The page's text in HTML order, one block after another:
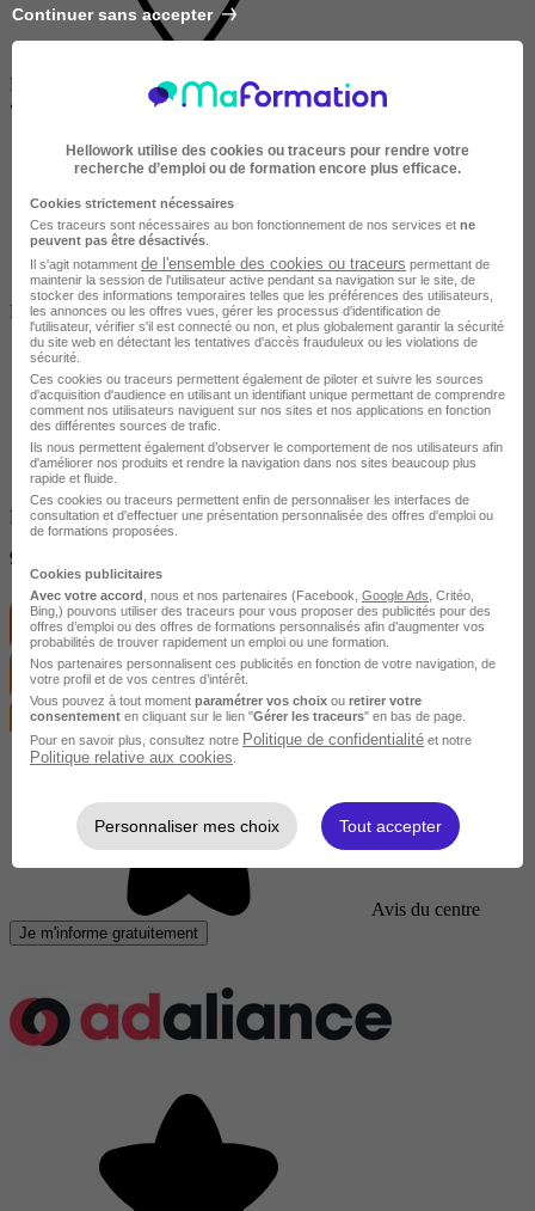
Disponible dans 94 villes
•
En centre / En entreprise
Salarié en poste /
Entreprise
Non finançable CPF
990 €
Avis du centre
Je m'informe gratuitement
Continuer sans accepter
Hellowork utilise des cookies ou traceurs pour rendre votre
recherche d’emploi ou de formation encore plus efficace.
Cookies strictement nécessaires
Ces traceurs sont nécessaires au bon fonctionnement de nos services et ne
peuvent pas être désactivés
Il s'agit notamment de l'ensemble des cookies ou traceurs permettant de
maintenir la session de l'utilisateur active pendant sa navigation sur le site, de
stocker des informations temporaires telles que les préférences des utilisateurs,
les annonces ou les offres vues, gérer les processus d'identification de
l'utilisateur, vérifier s'il est connecté ou non, et plus globalement garantir la sécurité
du site web en détectant les tentatives d'accès frauduleux ou les violations de
sécurité.
Ces cookies ou traceurs permettent également de piloter et suivre les sources
d'acquisition d'audience en utilisant un identifiant unique permettant de comprendre
comment nos utilisateurs naviguent sur nos sites et nos applications en fonction
des différentes sources de trafic.
Ils nous permettent également d’observer le comportement de nos utilisateurs afin
d'améliorer nos produits et rendre la navigation dans nos sites beaucoup plus
rapide et fluide.
Ces cookies ou traceurs permettent enfin de personnaliser les interfaces de
consultation et d'effectuer une présentation personnalisée des offres d'emploi ou
de formations proposées.
Cookies publicitaires
Avec votre accord , nous et nos partenaires (Facebook, Google Ads , Critéo,
Bing,) pouvons utiliser des traceurs pour vous proposer des publicités pour des
offres d’emploi ou des offres de formations personnalisés afin d’augmenter vos
probabilités de trouver rapidement un emploi ou une formation.
Nos partenaires personnalisent ces publicités en fonction de votre navigation, de
votre profil et de vos centres d’intérêt.
Vous pouvez à tout moment paramétrer vos choix ou retirer votre
consentement en cliquant sur le lien "Gérer les traceurs" en bas de page.
Pour en savoir plus, consultez notre Politique de confidentialité et notre
Politique relative aux cookies
Personnaliser mes choix Tout accepter